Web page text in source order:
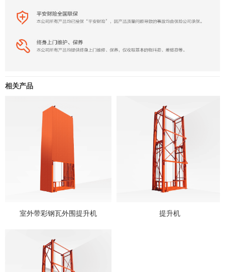
相关产品
室外带彩钢瓦外围提升机 提升机